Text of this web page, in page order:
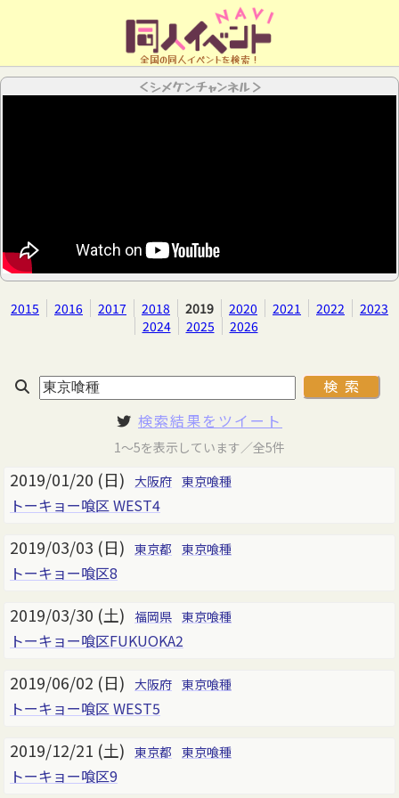
全国の同人イベントを検索！
＜シメケンチャンネル＞
2015 2016 2017 2018 2019 2020 2021 2022
2023
2024
2025 2026
検索結果をツイート
1～5を表示しています／全5件
2019/01/20 (日) 大阪府 東京喰種
トーキョー喰区 WEST4
2019/03/03 (日) 東京都 東京喰種
トーキョー喰区8
2019/03/30 (土) 福岡県 東京喰種
トーキョー喰区FUKUOKA2
2019/06/02 (日) 大阪府 東京喰種
トーキョー喰区 WEST5
2019/12/21 (土) 東京都 東京喰種
トーキョー喰区9